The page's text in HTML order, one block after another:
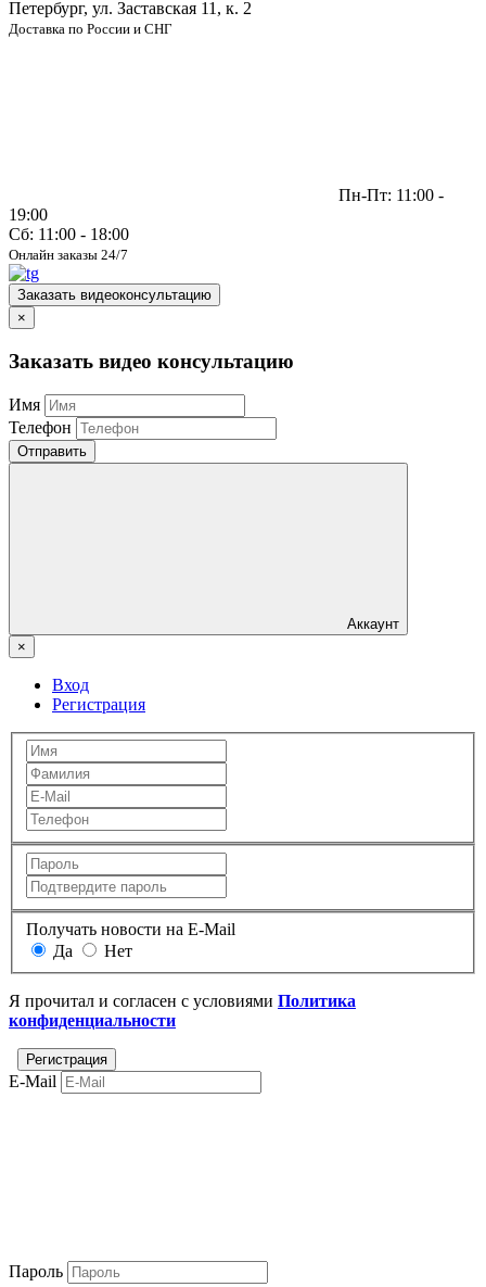
Петербург, ул. Заставская 11, к. 2
Доставка по России и СНГ
Пн-Пт: 11:00 -
19:00
Сб: 11:00 - 18:00
Онлайн заказы 24/7
Заказать видеоконсультацию
×
Заказать видео консультацию
Имя
Телефон
Отправить
Аккаунт
×
Вход
Регистрация
Получать новости на E-Mail
Да
Нет
Я прочитал и согласен с условиями Политика
конфиденциальности
E-Mail
Пароль